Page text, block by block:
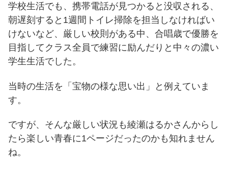
学校生活でも、携帯電話が見つかると没収される、
朝遅刻すると1週間トイレ掃除を担当しなければい
けないなど、厳しい校則がある中、合唱歳で優勝を
目指してクラス全員で練習に励んだりと中々の濃い
学生生活でした。
当時の生活を「宝物の様な思い出」と例えていま
す。
ですが、そんな厳しい状況も綾瀬はるかさんからし
たら楽しい青春に1ページだったのかも知れません
ね。